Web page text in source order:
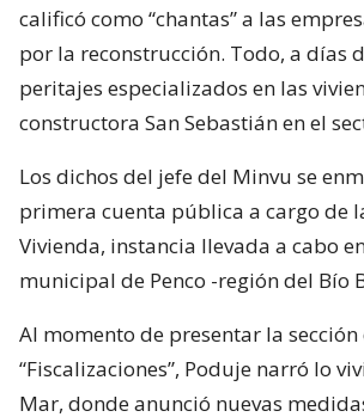
calificó como “chantas” a las
por la reconstrucción. Todo, a días
peritajes especializados en las
constructora San Sebastián en el
Los dichos del jefe del Minvu se
primera cuenta pública a cargo de
Vivienda, instancia llevada a cabo
municipal de Penco -región del Bío
Al momento de presentar la sección
“Fiscalizaciones”, Poduje narró lo
Mar, donde anunció nuevas